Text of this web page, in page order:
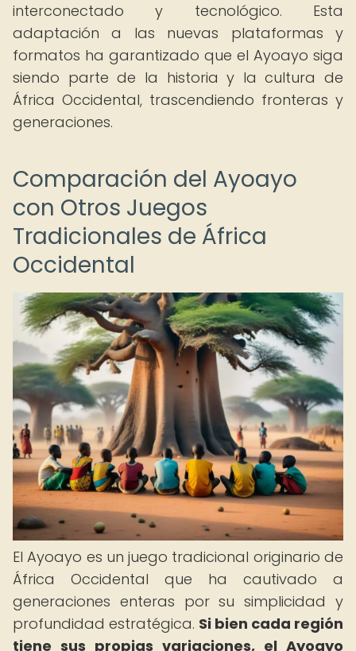
interconectado y tecnológico. Esta
adaptación a las nuevas plataformas y
formatos ha garantizado que el Ayoayo siga
siendo parte de la historia y la cultura de
África Occidental, trascendiendo fronteras y
generaciones.
Comparación del Ayoayo
con Otros Juegos
Tradicionales de África
Occidental
El Ayoayo es un juego tradicional originario de
África Occidental que ha cautivado a
generaciones enteras por su simplicidad y
profundidad estratégica. Si bien cada región
tiene sus propias variaciones, el Ayoayo